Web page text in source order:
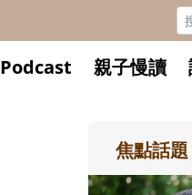
Podcast 親子慢讀
焦點話題